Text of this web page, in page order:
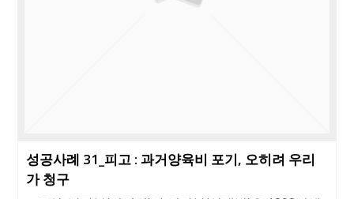
성공사례 31_피고 : 과거양육비 포기, 오히려 우리
가 청구